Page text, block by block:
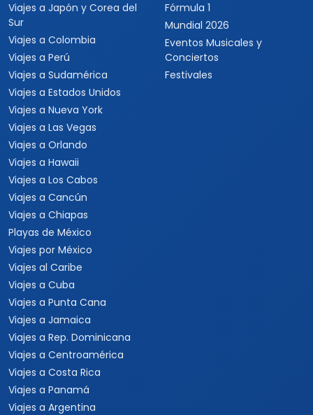
Viajes a Japón y Corea del
Sur
Viajes a Colombia
Viajes a Perú
Viajes a Sudamérica
Viajes a Estados Unidos
Viajes a Nueva York
Viajes a Las Vegas
Viajes a Orlando
Viajes a Hawaii
Viajes a Los Cabos
Viajes a Cancún
Viajes a Chiapas
Playas de México
Viajes por México
Viajes al Caribe
Viajes a Cuba
Viajes a Punta Cana
Viajes a Jamaica
Viajes a Rep. Dominicana
Viajes a Centroamérica
Viajes a Costa Rica
Viajes a Panamá
Viajes a Argentina
Fórmula 1
Mundial 2026
Eventos Musicales y
Conciertos
Festivales